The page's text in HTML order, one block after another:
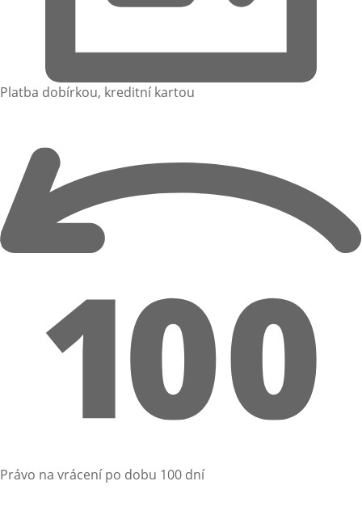
Platba dobírkou, kreditní kartou
Právo na vrácení po dobu 100 dní